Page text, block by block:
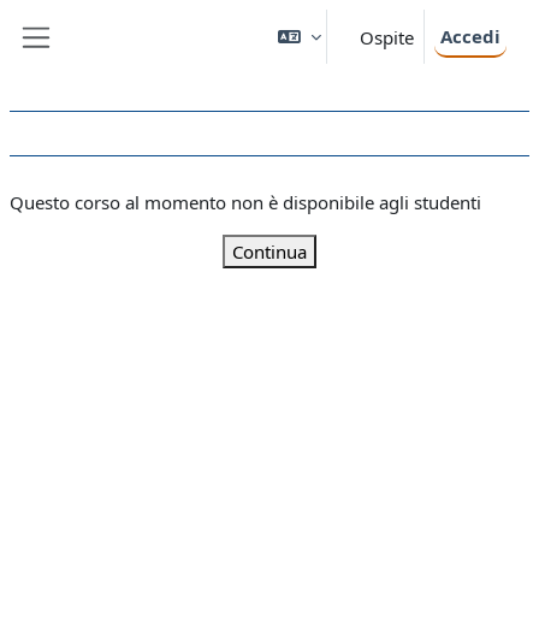
Ospite Accedi
Questo corso al momento non è disponibile agli studenti
Continua